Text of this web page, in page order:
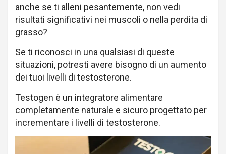
anche se ti alleni pesantemente, non vedi
risultati significativi nei muscoli o nella perdita di
grasso?
Se ti riconosci in una qualsiasi di queste
situazioni, potresti avere bisogno di un aumento
dei tuoi livelli di testosterone.
Testogen è un integratore alimentare
completamente naturale e sicuro progettato per
incrementare i livelli di testosterone.